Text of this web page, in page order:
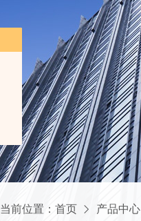
当前位置： 首页 产品中心